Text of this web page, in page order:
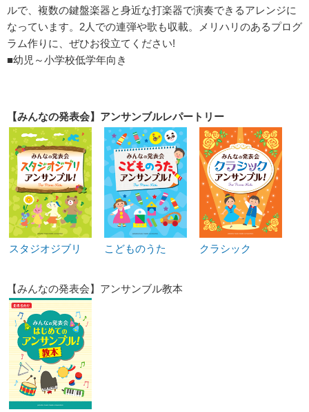
ルで、複数の鍵盤楽器と身近な打楽器で演奏できるアレンジに
なっています。2人での連弾や歌も収載。メリハリのあるプログ
ラム作りに、ぜひお役立てください!
■幼児～小学校低学年向き
【みんなの発表会】アンサンブルレパートリー
スタジオジブリ こどものうた クラシック
【みんなの発表会】アンサンブル教本